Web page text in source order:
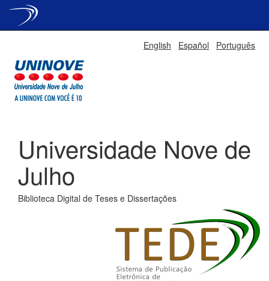
English Español Português
Universidade Nove de
Julho
Biblioteca Digital de Teses e Dissertações